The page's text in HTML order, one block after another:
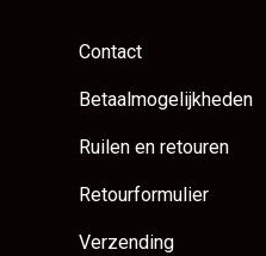
Contact
Betaalmogelijkheden
Ruilen en retouren
Retourformulier
Verzending